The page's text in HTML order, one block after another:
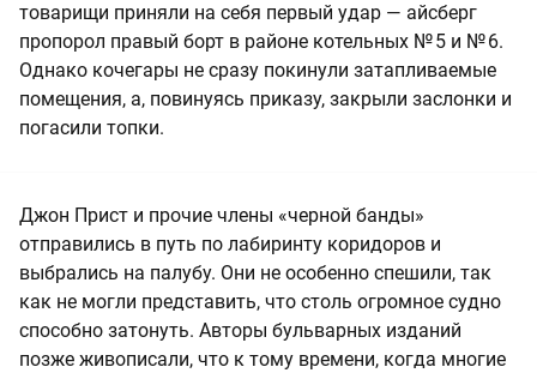
товарищи приняли на себя первый удар — айсберг
пропорол правый борт в районе котельных № 5 и № 6.
Однако кочегары не сразу покинули затапливаемые
помещения, а, повинуясь приказу, закрыли заслонки и
погасили топки.
Джон Прист и прочие члены «черной банды»
отправились в путь по лабиринту коридоров и
выбрались на палубу. Они не особенно спешили, так
как не могли представить, что столь огромное судно
способно затонуть. Авторы бульварных изданий
позже живописали, что к тому времени, когда многие